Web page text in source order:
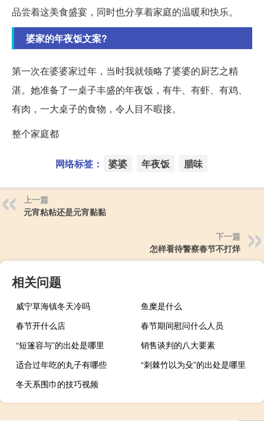
品尝着这美食盛宴，同时也分享着家庭的温暖和快乐。
婆家的年夜饭文案?
第一次在婆婆家过年，当时我就领略了婆婆的厨艺之精
湛。她准备了一桌子丰盛的年夜饭，有牛、有虾、有鸡、
有肉，一大桌子的食物，令人目不暇接。
整个家庭都
网络标签： 婆婆 年夜饭 腊味
上一篇
元宵粘粘还是元宵黏黏
下一篇
怎样看待警察春节不打烊
相关问题
威宁草海镇冬天冷吗
鱼糜是什么
春节开什么店
春节期间慰问什么人员
“短篷容与”的出处是哪里
销售谈判的八大要素
适合过年吃的丸子有哪些
“刺棘竹以为殳”的出处是哪里
冬天系围巾的技巧视频